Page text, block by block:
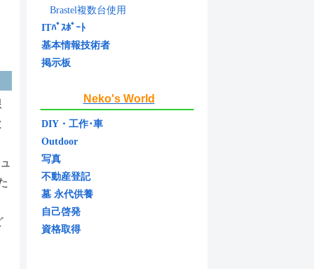
Brastel複数台使用
ITﾊﾟｽﾎﾟｰﾄ
基本情報技術者
掲示板
Neko's World
DIY・工作･車
Outdoor
写真
不動産登記
墓 永代供養
自己啓発
資格取得